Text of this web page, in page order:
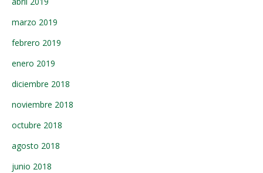
marzo 2019
febrero 2019
enero 2019
diciembre 2018
noviembre 2018
octubre 2018
agosto 2018
junio 2018